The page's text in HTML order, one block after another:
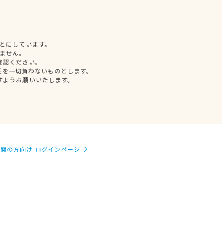
しています。
せん。
ください。
一切負わないものとします。
うお願いいたします。
の方向け ログインページ